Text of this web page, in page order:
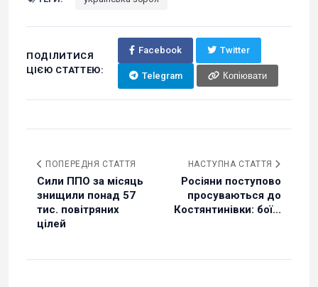
ПОДІЛИТИСЯ
ЦІЄЮ СТАТТЕЮ:
Facebook Twitter
Telegram Копіювати
ПОПЕРЕДНЯ СТАТТЯ
Сили ППО за місяць
знищили понад 57
тис. повітряних
цілей
НАСТУПНА СТАТТЯ
Росіяни поступово
просуваються до
Костянтинівки: бої...